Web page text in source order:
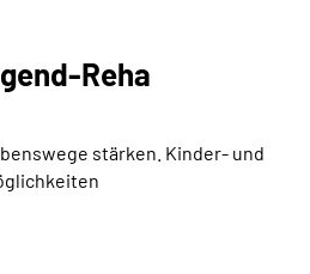
(DGS)
Reha
stärken. Kinder- und